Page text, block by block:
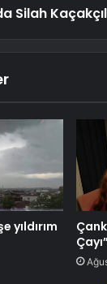
Silah
yıldırım